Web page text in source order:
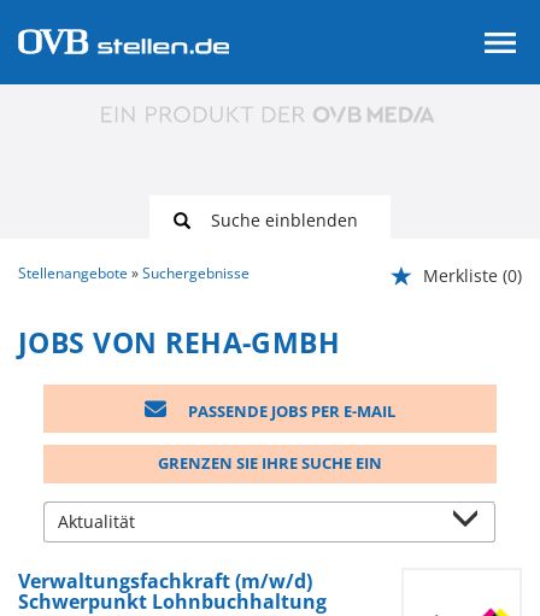
Suche einblenden
Stellenangebote Suchergebnisse Merkliste (0)
JOBS VON REHA-GMBH
PASSENDE JOBS PER E-MAIL
GRENZEN SIE IHRE SUCHE EIN
Verwaltungsfachkraft (m/w/d)
Schwerpunkt Lohnbuchhaltung